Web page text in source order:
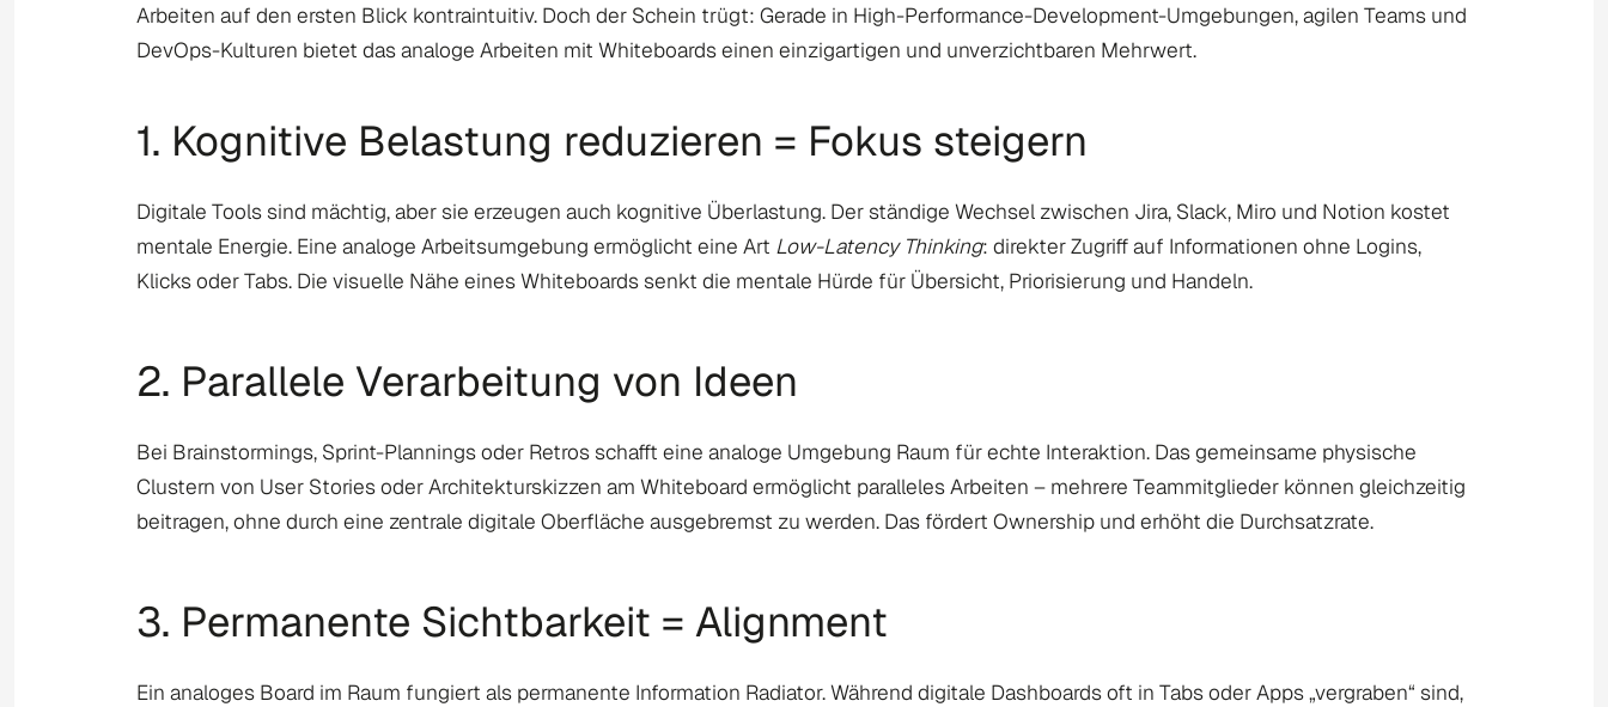
Arbeiten auf den ersten Blick kontraintuitiv. Doch der Schein trügt: Gerade in High-Performance-Development-Umgebungen, agilen Teams und
DevOps-Kulturen bietet das analoge Arbeiten mit Whiteboards einen einzigartigen und unverzichtbaren Mehrwert.
1. Kognitive Belastung reduzieren = Fokus steigern
Digitale Tools sind mächtig, aber sie erzeugen auch kognitive Überlastung. Der ständige Wechsel zwischen Jira, Slack, Miro und Notion kostet
mentale Energie. Eine analoge Arbeitsumgebung ermöglicht eine Art Low-Latency Thinking: direkter Zugriff auf Informationen ohne Logins,
Klicks oder Tabs. Die visuelle Nähe eines Whiteboards senkt die mentale Hürde für Übersicht, Priorisierung und Handeln.
2. Parallele Verarbeitung von Ideen
Bei Brainstormings, Sprint-Plannings oder Retros schafft eine analoge Umgebung Raum für echte Interaktion. Das gemeinsame physische
Clustern von User Stories oder Architekturskizzen am Whiteboard ermöglicht paralleles Arbeiten – mehrere Teammitglieder können gleichzeitig
beitragen, ohne durch eine zentrale digitale Oberfläche ausgebremst zu werden. Das fördert Ownership und erhöht die Durchsatzrate.
3. Permanente Sichtbarkeit = Alignment
Ein analoges Board im Raum fungiert als permanente Information Radiator. Während digitale Dashboards oft in Tabs oder Apps „vergraben“ sind,